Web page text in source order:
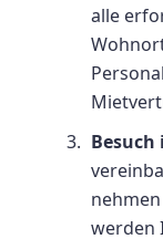
alle
werden